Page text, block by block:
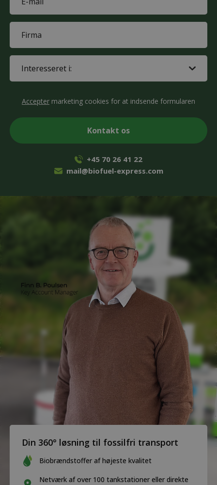
Din 360° løsning til fossilfri transport
Biobrændstoffer af højeste kvalitet
Netværk af over 100 tankstationer eller direkte
mail
(Påkrævet)
(Påkrævet)
(Påkrævet)
Accepter marketing cookies for at indsende formularen
+45 70 26 41 22
mail@biofuel-express.com